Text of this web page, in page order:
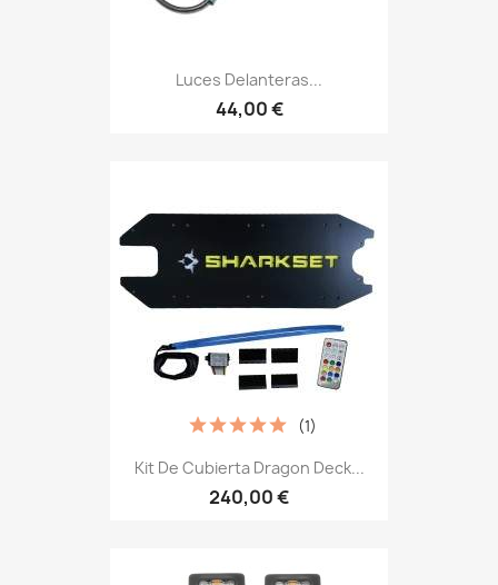
Luces Delanteras...
44,00 €
Kit De Cubierta Dragon Deck...
240,00 €
(1)